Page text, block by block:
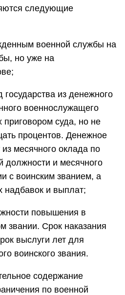
следующие
военной службы на
но уже на
из денежного
военнослужащего
суда, но не
процентов. Денежное
месячного оклада по
должности и месячного
с воинским званием, а
надбавок и выплат;
повышения в
звании. Срок наказания
выслуги лет для
воинского звания.
содержание
по военной